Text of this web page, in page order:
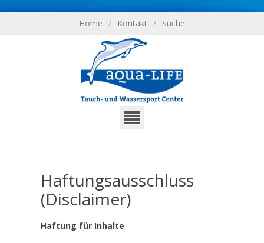
Home / Kontakt / Suche
Haftungsausschluss
(Disclaimer)
Haftung für Inhalte